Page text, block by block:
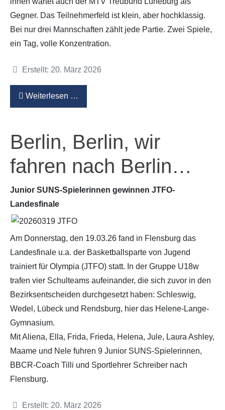
Gegner. Das Teilnehmerfeld ist klein, aber hochklassig.
Bei nur drei Mannschaften zählt jede Partie. Zwei Spiele,
ein Tag, volle Konzentration.
Details
Erstellt: 20. März 2026
Weiterlesen …
Berlin, Berlin, wir
fahren nach Berlin…
Junior SUNS-Spielerinnen gewinnen JTFO-
Landesfinale
Am Donnerstag, den 19.03.26 fand in Flensburg das
Landesfinale u.a. der Basketballsparte von Jugend
trainiert für Olympia (JTFO) statt. In der Gruppe U18w
trafen vier Schulteams aufeinander, die sich zuvor in den
Bezirksentscheiden durchgesetzt haben: Schleswig,
Wedel, Lübeck und Rendsburg, hier das Helene-Lange-
Gymnasium.
Mit Aliena, Ella, Frida, Frieda, Helena, Jule, Laura Ashley,
Maame und Nele fuhren 9 Junior SUNS-Spielerinnen,
BBCR-Coach Tilli und Sportlehrer Schreiber nach
Flensburg.
Details
Erstellt: 20. März 2026